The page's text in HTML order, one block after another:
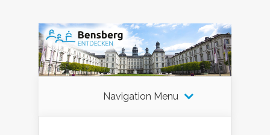
Navigation Menu